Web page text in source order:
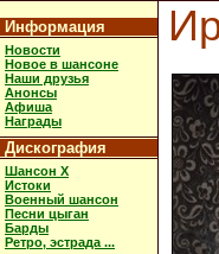
Информация
Новости
Новое в шансоне
Наши друзья
Анонсы
Афиша
Награды
Дискография
Шансон X
Истоки
Военный шансон
Песни цыган
Барды
Ретро, эстрада ...